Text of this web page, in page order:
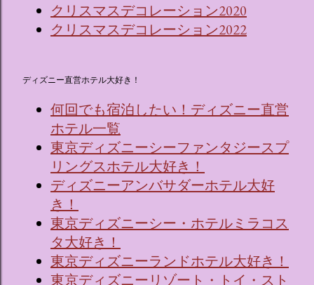
クリスマスデコレーション2020
クリスマスデコレーション2022
ディズニー直営ホテル大好き！
何回でも宿泊したい！ディズニー直営
ホテル一覧
東京ディズニーシーファンタジースプ
リングスホテル大好き！
ディズニーアンバサダーホテル大好
き！
東京ディズニーシー・ホテルミラコス
タ大好き！
東京ディズニーランドホテル大好き！
東京ディズニーリゾート・トイ・スト